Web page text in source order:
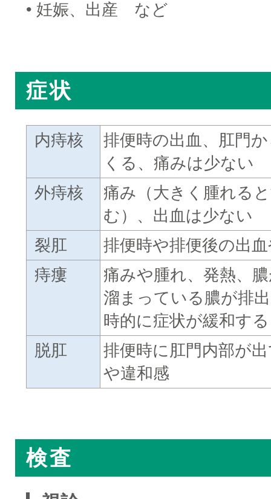
• 妊娠、出産 など
症状
内痔核
排便時の出血、肛門
くる、痛みは少ない
外痔核
痛み（大きく腫れる
む）、出血は少ない
裂肛
排便時や排便後の出
痔瘻
痛みや腫れ、発熱、
溜まっている膿が排
時的に症状が緩和する
脱肛
排便時に肛門内部が
や違和感
検査